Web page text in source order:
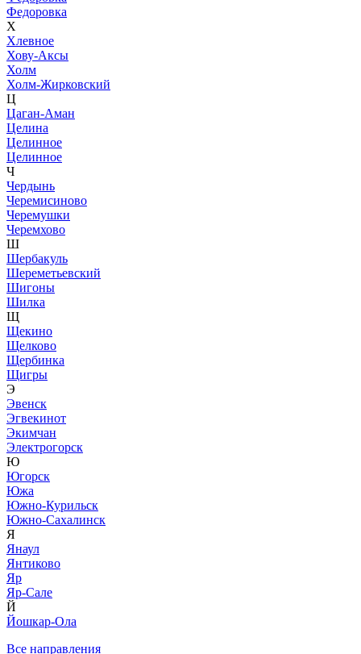
Федоровка
Х
Хлевное
Хову-Аксы
Холм
Холм-Жирковский
Ц
Цаган-Аман
Целина
Целинное
Целинное
Ч
Чердынь
Черемисиново
Черемушки
Черемхово
Ш
Шербакуль
Шереметьевский
Шигоны
Шилка
Щ
Щекино
Щелково
Щербинка
Щигры
Э
Эвенск
Эгвекинот
Экимчан
Электрогорск
Ю
Югорск
Южа
Южно-Курильск
Южно-Сахалинск
Я
Янаул
Янтиково
Яр
Яр-Сале
Й
Йошкар-Ола
Все направления